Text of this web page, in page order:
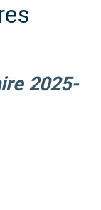
2025-